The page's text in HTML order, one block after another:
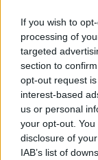
If you wish to
processing of
targeted
section to
opt-out request
interest-based
us or personal
your opt-out.
disclosure of
IAB’s list of
– 9. hadsereg
összesen 138
tartalékot
Vicenza
Összesen
ebből kb. 1,5